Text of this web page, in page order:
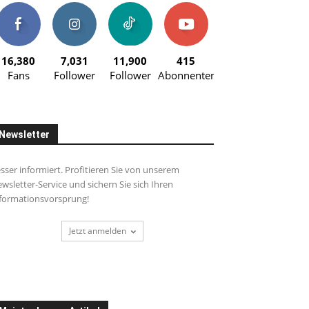
16,380
Fans
7,031
Follower
11,900
Follower
415
Abonnenten
Newsletter
informiert. Profitieren Sie von unserem
Service und sichern Sie sich Ihren
Jetzt anmelden